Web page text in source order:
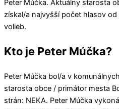
Peter Múčka. Aktuálny starosta
získal/a najvyšší počet hlasov
volieb.
Kto je Peter Múčka?
Peter Múčka bol/a v
starosta obce / primátor mesta
strán: NEKA. Peter Múčka